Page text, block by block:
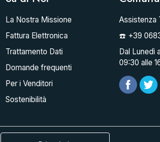
La Nostra Missione
Fattura Elettronica
Trattamento Dati
Domande frequenti
Per i Venditori
Sostenibilità
Assistenza
☎️ +39
Dal Lunedì
09:30 alle